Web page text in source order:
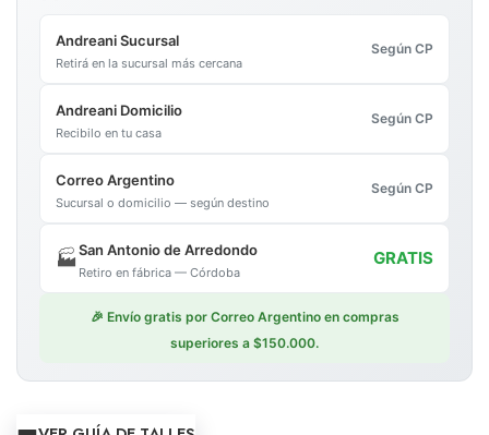
Andreani Sucursal
Retirá en la sucursal más cercana
Según CP
Andreani Domicilio
Recibilo en tu casa
Según CP
Correo Argentino
Sucursal o domicilio — según destino
Según CP
🏭San Antonio de Arredondo
Retiro en fábrica — Córdoba
GRATIS
🎉 Envío gratis por Correo Argentino en compras
superiores a $150.000.